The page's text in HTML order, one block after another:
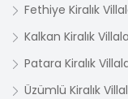
Fethiye Kiralık
Kalkan Kiralık
Patara Kiralık
Üzümlü Kiralık